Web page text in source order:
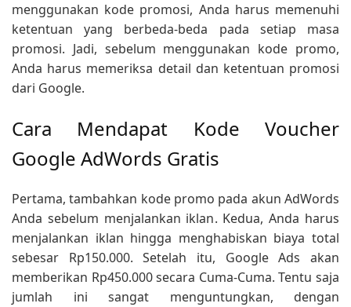
menggunakan kode promosi, Anda harus memenuhi
ketentuan yang berbeda-beda pada setiap masa
promosi. Jadi, sebelum menggunakan kode promo,
Anda harus memeriksa detail dan ketentuan promosi
dari Google.
Cara Mendapat Kode Voucher
Google AdWords Gratis
Pertama, tambahkan kode promo pada akun AdWords
Anda sebelum menjalankan iklan. Kedua, Anda harus
menjalankan iklan hingga menghabiskan biaya total
sebesar Rp150.000. Setelah itu, Google Ads akan
memberikan Rp450.000 secara Cuma-Cuma. Tentu saja
jumlah ini sangat menguntungkan, dengan